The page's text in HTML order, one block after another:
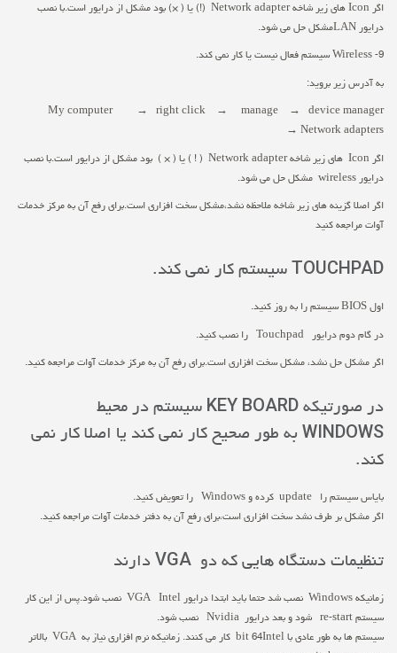
اگر Icon های زیر شاخه Network adapter (!) یا ( ×) بود مشکل از درایور است.با نصب
درایور LANمشکل حل می شود.
9- Wireless سیستم فعال نیست یا کار نمی کند.
به آدرس زیر بروید:
My computer → right click → manage → device manager
→ Network adapters
اگر Icon های زیر شاخه Network adapter ( ! ) یا ( × ) بود مشکل از درایور است.با نصب
درایور wireless مشکل حل می شود.
اگر اصلا گزینه های زیر شاخه ملاحظه نشد،مشکل سخت افزاری است.برای رفع آن به مرکز خدمات
آوات مراجعه کنید
TOUCHPAD سیستم کار نمی کند.
اول BIOS سیستم را به روز کنید.
در گام دوم درایور Touchpad را نصب کنید.
اگر مشکل حل نشد، مشکل سخت افزاری است.برای رفع آن به مرکز خدمات آوات مراجعه کنید.
در صورتیکه KEY BOARD سیستم در محیط
WINDOWS به طور صحیح کار نمی کند یا اصلا کار نمی
کند.
بایاس سیستم را update کرده و Windows را تعویض کنید.
اگر مشکل بر طرف نشد سخت افزاری است،برای رفع آن به دفتر خدمات آوات مراجعه کنید.
تنظیمات دستگاه هایی که دو VGA دارند
زمانیکه Windows نصب شد حتما باید ابتدا درایور VGA Intel نصب شود.پس از این کار
سیستم re-start شود و بعد درایور Nvidia نصب شود.
سیستم ها به طور عادی با bit 64Intel کار می کنند. زمانیکه نرم افزاری نیاز به VGA بالاتر